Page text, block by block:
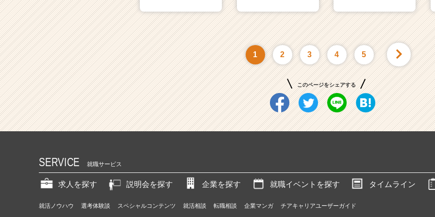
1 2 3 4 5
このページをシェアする
SERVICE 就職サービス
求人を探す 説明会を探す 企業を探す 就職イベントを探す タイムライン
就活ノウハウ 選考体験談 スペシャルコンテンツ 就活相談 転職相談 企業マンガ チアキャリアユーザーガイド